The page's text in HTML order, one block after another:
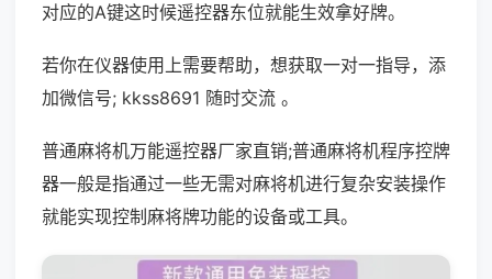
对应的A键这时候遥控器东位就能生效拿好牌。
若你在仪器使用上需要帮助，想获取一对一指导，添
加微信号; kkss8691 随时交流 。
普通麻将机万能遥控器厂家直销;普通麻将机程序控牌
器一般是指通过一些无需对麻将机进行复杂安装操作
就能实现控制麻将牌功能的设备或工具。